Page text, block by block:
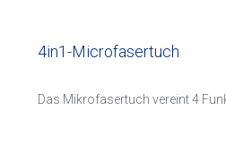
4in1-Microfasertuch
Das Mikrofasertuch vereint 4